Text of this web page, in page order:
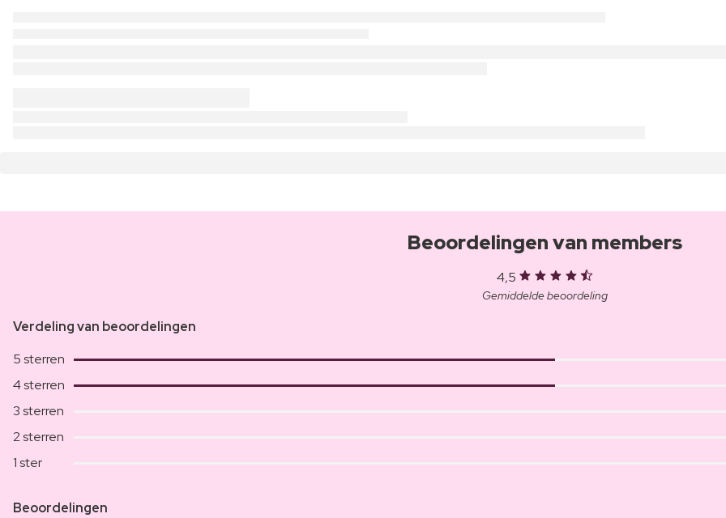
Beoordelingen van members
4,5
Gemiddelde beoordeling
Verdeling van beoordelingen
5 sterren
4 sterren
3 sterren
2 sterren
1 ster
Beoordelingen